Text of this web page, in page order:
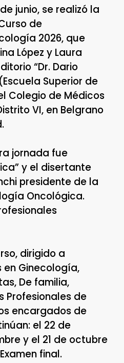
junio, se realizó la
de
2026, que
López y Laura
“Dr. Dario
Superior de
Colegio de Médicos
VI, en Belgrano
jornada fue
y el disertante
presidente de la
Oncológica.
dirigido a
Ginecología,
De familia,
Profesionales de
encargados de
el 22 de
y el 21 de octubre
final.